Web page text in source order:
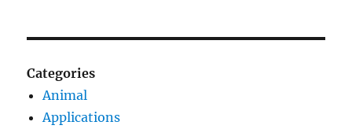
Categories
Animal
Applications